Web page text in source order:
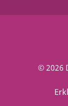
© 2026